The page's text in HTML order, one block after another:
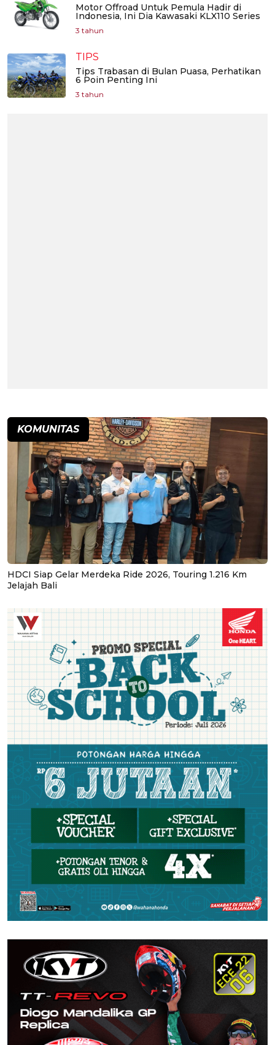
Motor Offroad Untuk Pemula Hadir di
Indonesia, Ini Dia Kawasaki KLX110 Series
3 tahun
TIPS
Tips Trabasan di Bulan Puasa, Perhatikan
6 Poin Penting Ini
3 tahun
KOMUNITAS
HDCI Siap Gelar Merdeka Ride 2026, Touring 1.216 Km
Jelajah Bali